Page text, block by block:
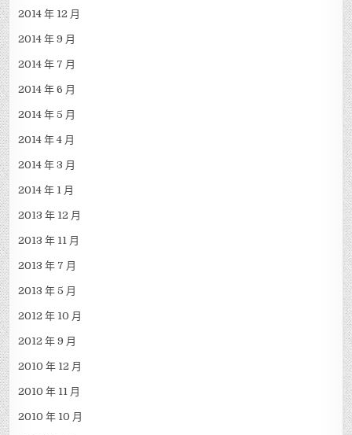
2014 年 12 月
2014 年 9 月
2014 年 7 月
2014 年 6 月
2014 年 5 月
2014 年 4 月
2014 年 3 月
2014 年 1 月
2013 年 12 月
2013 年 11 月
2013 年 7 月
2013 年 5 月
2012 年 10 月
2012 年 9 月
2010 年 12 月
2010 年 11 月
2010 年 10 月